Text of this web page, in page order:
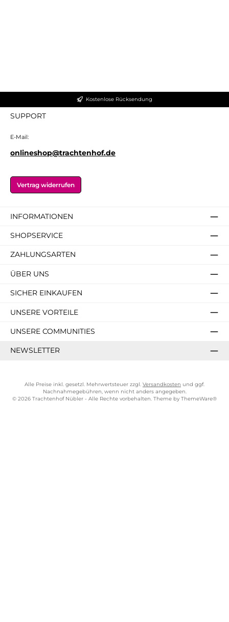
Kostenlose Rücksendung
SUPPORT
E-Mail:
onlineshop@trachtenhof.de
Vertrag widerrufen
INFORMATIONEN
SHOPSERVICE
ZAHLUNGSARTEN
ÜBER UNS
SICHER EINKAUFEN
UNSERE VORTEILE
UNSERE COMMUNITIES
NEWSLETTER
Alle Preise inkl. gesetzl. Mehrwertsteuer zzgl. Versandkosten und ggf.
Nachnahmegebühren, wenn nicht anders angegeben.
© 2026 Trachtenhof Nübler - Alle Rechte vorbehalten. Theme by ThemeWare®